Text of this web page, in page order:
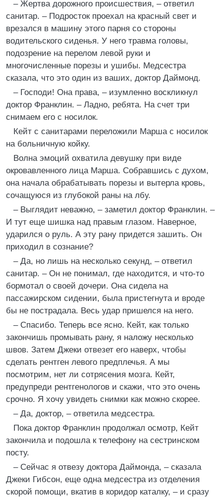
– Жертва дорожного происшествия, – ответил
санитар. – Подросток проехал на красный свет и
врезался в машину этого парня со стороны
водительского сиденья. У него травма головы,
подозрение на перелом левой руки и
многочисленные порезы и ушибы. Медсестра
сказала, что это один из ваших, доктор Даймонд.
– Господи! Она права, – изумленно воскликнул
доктор Франклин. – Ладно, ребята. На счет три
снимаем его с носилок.
Кейт с санитарами переложили Марша с носилок
на больничную койку.
Волна эмоций охватила девушку при виде
окровавленного лица Марша. Собравшись с духом,
она начала обрабатывать порезы и вытерла кровь,
сочащуюся из глубокой раны на лбу.
– Выглядит неважно, – заметил доктор Франклин. –
И тут еще шишка над правым глазом. Наверное,
ударился о руль. А эту рану придется зашить. Он
приходил в сознание?
– Да, но лишь на несколько секунд, – ответил
санитар. – Он не понимал, где находится, и что-то
бормотал о своей дочери. Она сидела на
пассажирском сидении, была пристегнута и вроде
бы не пострадала. Весь удар пришелся на него.
– Спасибо. Теперь все ясно. Кейт, как только
закончишь промывать рану, я наложу несколько
швов. Затем Джеки отвезет его наверх, чтобы
сделать рентген левого предплечья. А мы
посмотрим, нет ли сотрясения мозга. Кейт,
предупреди рентгенологов и скажи, что это очень
срочно. Я хочу увидеть снимки как можно скорее.
– Да, доктор, – ответила медсестра.
Пока доктор Франклин продолжал осмотр, Кейт
закончила и подошла к телефону на сестринском
посту.
– Сейчас я отвезу доктора Даймонда, – сказала
Джеки Гибсон, еще одна медсестра из отделения
скорой помощи, вкатив в коридор каталку, – и сразу